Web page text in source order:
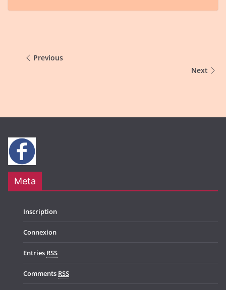
Previous
Next
Meta
Inscription
Connexion
Entries RSS
Comments RSS